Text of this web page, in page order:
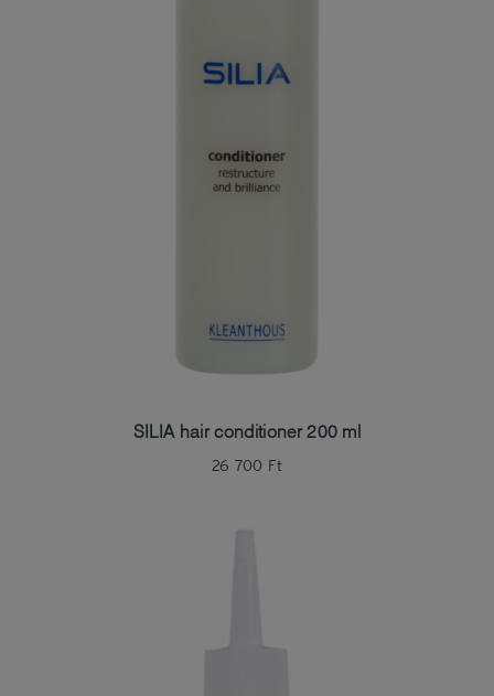
SILIA hair conditioner 200 ml
26 700 Ft